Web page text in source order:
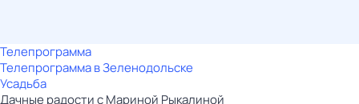
Телепрограмма
Телепрограмма в Зеленодольске
Усадьба
Дачные радости с Мариной Рыкалиной